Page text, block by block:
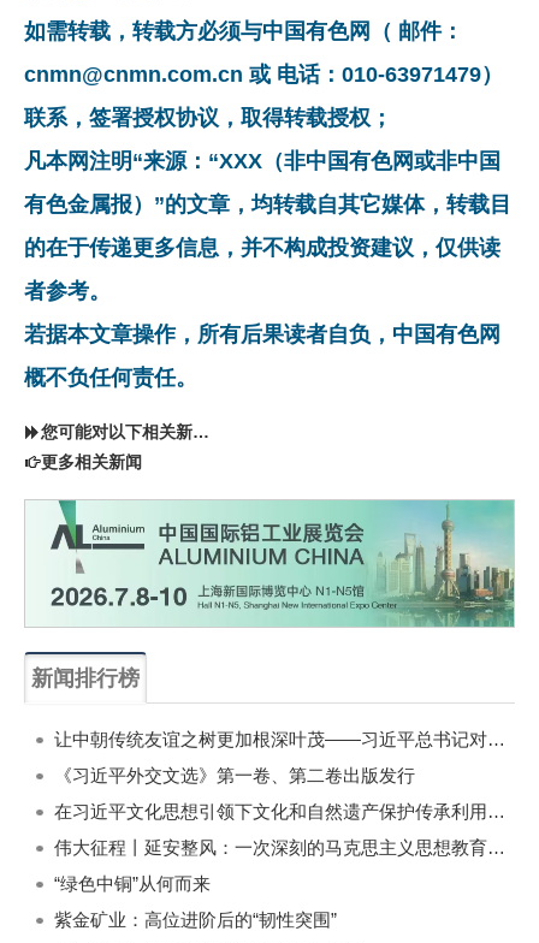
如需转载，转载方必须与中国有色网（ 邮件：
cnmn@cnmn.com.cn 或 电话：010-63971479）
联系，签署授权协议，取得转载授权；
凡本网注明“来源：“XXX（非中国有色网或非中国
有色金属报）”的文章，均转载自其它媒体，转载目
的在于传递更多信息，并不构成投资建议，仅供读
者参考。
若据本文章操作，所有后果读者自负，中国有色网
概不负任何责任。
您可能对以下相关新闻同样感兴趣
更多相关新闻
新闻排行榜
让中朝传统友谊之树更加根深叶茂——习近平总书记对朝鲜进行国事访问纪实
《习近平外交文选》第一卷、第二卷出版发行
在习近平文化思想引领下文化和自然遗产保护传承利用工作开创新局面
伟大征程丨延安整风：一次深刻的马克思主义思想教育运动
“绿色中铜”从何而来
紫金矿业：高位进阶后的“韧性突围”